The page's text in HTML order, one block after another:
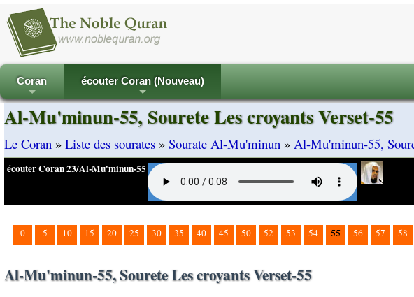
+
Coran
+
écouter Coran (Nouveau)
Al-Mu'minun-55, Sourete Les croyants Verset-55
Le Coran » Liste des sourates » Sourate Al-Mu'minun » Al-Mu'minun-55,
écouter Coran 23/Al-Mu'minun-55
0 5 10 15 20 25 30 35 40 45 50 52 53 54 55 56 57 58
Al-Mu'minun-55, Sourete Les croyants Verset-55